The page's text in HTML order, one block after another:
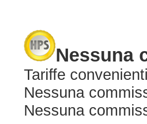
Nessuna
Tariffe
Nessuna
Nessuna